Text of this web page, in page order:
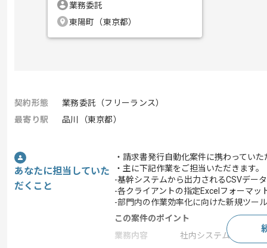
業務委託
東陽町（東京都）
契約形態
業務委託（フリーランス）
最寄り駅
品川（東京都）
あなたに担当していた
だくこと
・請求書発行自動化案件に携わっていた
・主に下記作業をご担当いただきます。
-基幹システムから出力されるCSVデー
-各クライアントの指定Excelフォーマ
-部門内の作業効率化に向けた新規ツー
この案件のポイント
業務内容
社内システム開発